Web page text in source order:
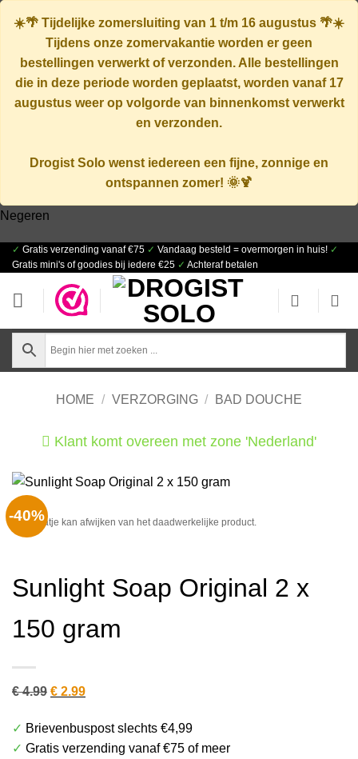
☀️🌴 Tijdelijke zomersluiting van 1 t/m 16 augustus 🌴☀️
Tijdens onze zomervakantie worden er geen
bestellingen verwerkt of verzonden. Alle bestellingen
die in deze periode worden geplaatst, worden vanaf 17
augustusweer op volgorde van binnenkomst verwerkt
en verzonden.
Drogist Solo wenst iedereen een fijne, zonnige en
ontspannen zomer! 🌞🍹
Negeren
Ga
naar
inhoud
✓ Gratis verzending vanaf €75 ✓ Vandaag besteld = overmorgen in huis! ✓
Gratis mini's of goodies bij iedere €25 ✓ Achteraf betalen
HOME / VERZORGING / BAD DOUCHE
Klant komt overeen met zone 'Nederland'
-40%
Het plaatje kan afwijken van het daadwerkelijke product.
Sunlight Soap Original 2 x
150 gram
€4.99 Oorspronkelijke
was:
€ 4.99.
€ 2.99Huidige
is:
€ 2.99.
✓ Brievenbuspost slechts €4,99
✓ Gratis verzending vanaf €75 of meer